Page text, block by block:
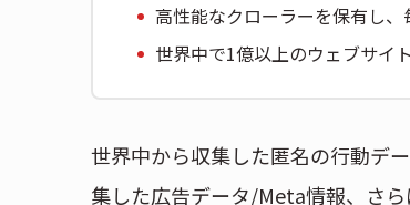
高性能なクローラーを保有し
世界中で1億以上のウェブサイ
世界中から収集した匿名の行動デ
集した広告データ/Meta情報、さ